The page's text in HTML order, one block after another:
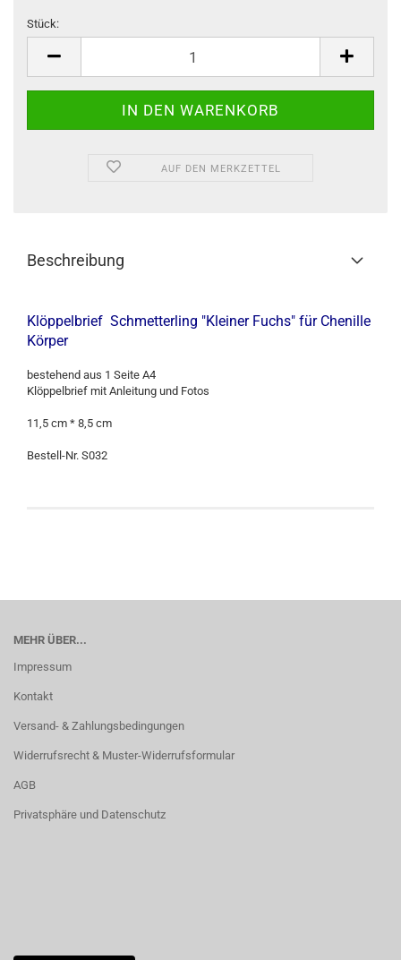
Stück:
AUF DEN MERKZETTEL
Beschreibung
Klöppelbrief Schmetterling "Kleiner Fuchs" für Chenille
Körper
bestehend aus 1 Seite A4
Klöppelbrief mit Anleitung und Fotos
11,5 cm * 8,5 cm
Bestell-Nr. S032
MEHR ÜBER...
Impressum
Kontakt
Versand- & Zahlungsbedingungen
Widerrufsrecht & Muster-Widerrufsformular
AGB
Privatsphäre und Datenschutz